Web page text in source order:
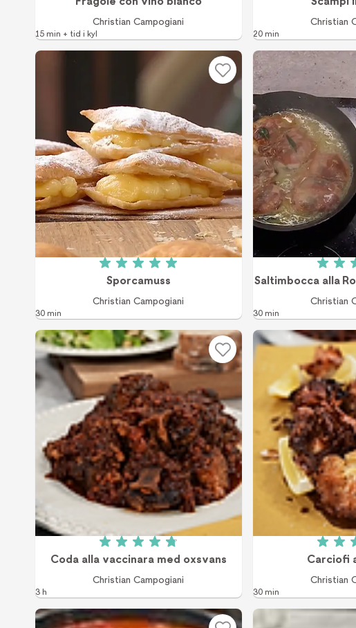
Christian Campogiani
15 min + tid i kyl
Christian
20 min
Betyg: 5 av 5 (4 röster)
Sporcamuss
Christian Campogiani
30 min
Saltimbocca alla
Christian
30 min
Betyg: 4.8 av 5 (4 röster)
Coda alla vaccinara med oxsvans
Christian Campogiani
3 h
Carciofi
Christian
30 min